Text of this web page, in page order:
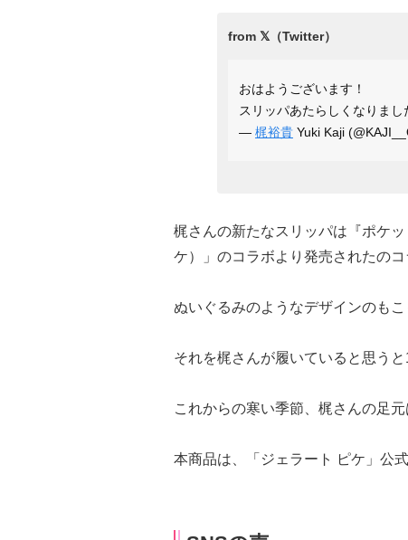
おはようございます！
スリッパあたらしくなりまし
— 梶裕貴 Yuki Kaji
梶さんの新たなスリッパは『ポケ
ケ）」のコラボより発売されたの
ぬいぐるみのようなデザインのも
それを梶さんが履いていると思うと
これからの寒い季節、梶さんの足
本商品は、「ジェラート ピケ」公